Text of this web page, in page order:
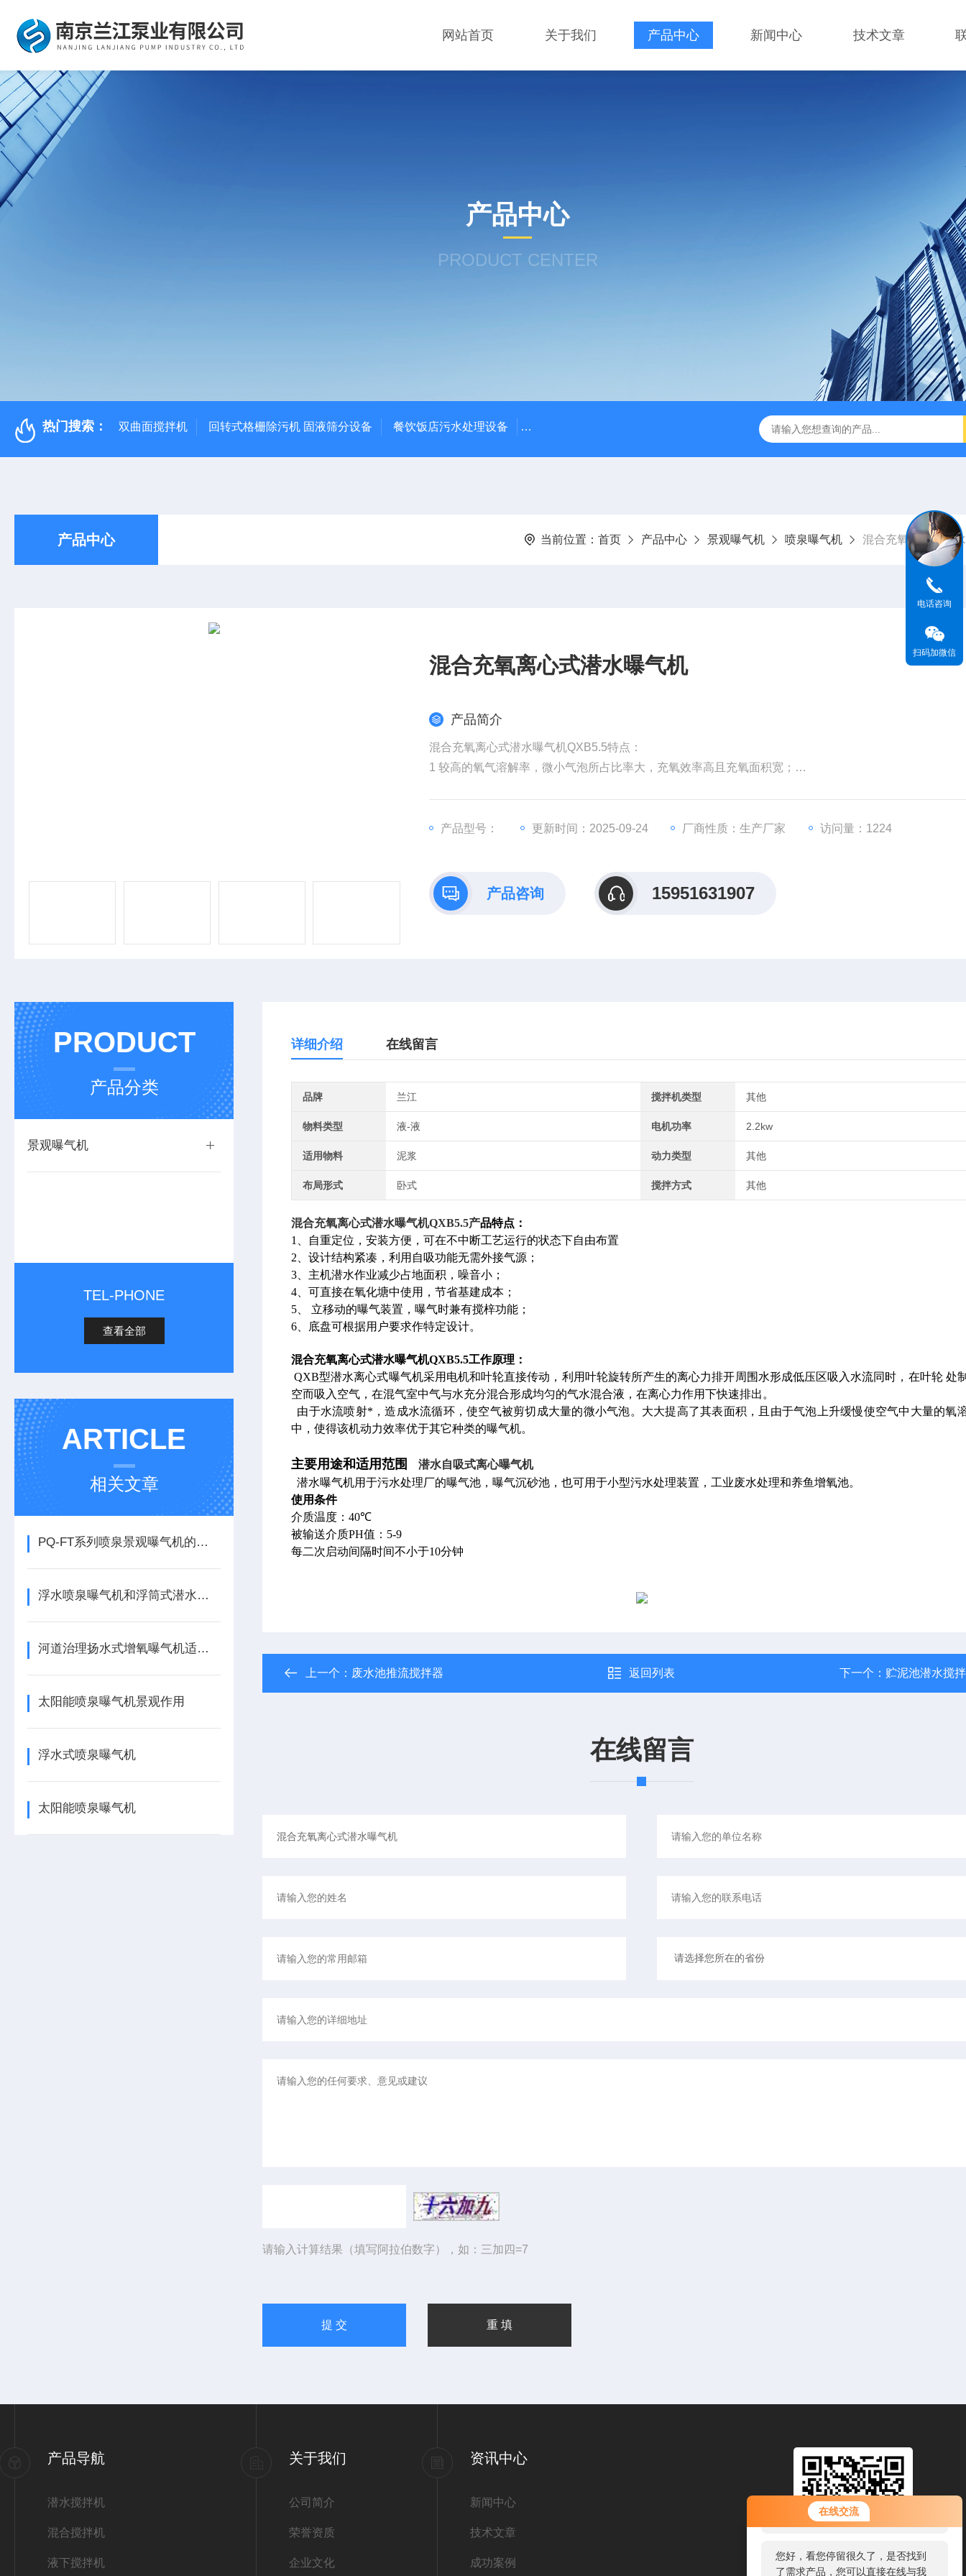
在线交流
您好！欢迎前来咨询，很高兴为您
服务，请问您要咨询什么问题呢？
您好，看您停留很久了，是否找到
了需求产品，您可以直接在线与我
网站首页 关于我们 产品中心 新闻中心 技术文章
产品中心
PRODUCT CENTER
热门搜索： 双曲面搅拌机 回转式格栅除污机 固液筛分设备 餐饮饭店污水处理设备 高密度沉淀池中心传动刮泥机 伞型双曲面立式搅拌机 WNG5二沉池刮吸泥机原
产品中心 当前位置： 首页 产品中心 景观曝气机 喷泉曝气机 混合充氧离心式潜
混合充氧离心式潜水曝气机
产品简介
混合充氧离心式潜水曝气机QXB5.5特点：
1 较高的氧气溶解率，微小气泡所占比率大，充氧效率高且充氧面积宽；
与密封件接触，这些都保证曝气机在24小 时连续工作
产品型号： 更新时间：2025-09-24 厂商性质：生产厂家 访问量：1224
产品咨询 15951631907
PRODUCT
产品分类
景观曝气机
TEL-PHONE
查看全部
ARTICLE
相关文章
PQ-FT系列喷泉景观曝气机的实用性
浮水喷泉曝气机和浮筒式潜水曝气机主要区别
河道治理扬水式增氧曝气机适应范围
太阳能喷泉曝气机景观作用
浮水式喷泉曝气机
太阳能喷泉曝气机
详细介绍 在线留言
品牌 兰江 搅拌机类型 其他
物料类型 液-液 电机功率 2.2kw
适用物料 泥浆 动力类型 其他
布局形式 卧式 搅拌方式 其他
混合充氧离心式潜水曝气机QXB5.5产品特点：
1、自重定位，安装方便，可在不中断工艺运行的状态下自由布置
2、设计结构紧凑，利用自吸功能无需外接气源；
3、主机潜水作业减少占地面积，噪音小；
4、可直接在氧化塘中使用，节省基建成本；
5、 立移动的曝气装置，曝气时兼有搅梓功能；
6、底盘可根据用户要求作特定设计。
混合充氧离心式潜水曝气机QXB5.5工作原理：
QXB型潜水离心式曝气机采用电机和叶轮直接传动，利用叶轮旋转所产生的离心力排开周围水形成低压区吸入水流同时，在叶轮 处
空而吸入空气，在混气室中气与水充分混合形成均匀的气水混合液，在离心力作用下快速排出。
由于水流喷射*，造成水流循环，使空气被剪切成大量的微小气泡。大大提高了其表面积，且由于气泡上升缓慢使空气中大量的氧
中，使得该机动力效率优于其它种类的曝气机。
主要用途和适用范围 潜水自吸式离心曝气机
潜水曝气机用于污水处理厂的曝气池，曝气沉砂池，也可用于小型污水处理装置，工业废水处理和养鱼增氧池。
使用条件
介质温度：40℃
被输送介质PH值：5-9
每二次启动间隔时间不小于10分钟
上一个： 废水池推流搅拌器 返回列表 下一个： 贮泥池潜水搅
在线留言
请输入计算结果（填写阿拉伯数字），如：三加四=7
产品导航
潜水搅拌机
混合搅拌机
液下搅拌机
关于我们
公司简介
荣誉资质
企业文化
资讯中心
新闻中心
技术文章
成功案例
电话咨询
扫码加微信